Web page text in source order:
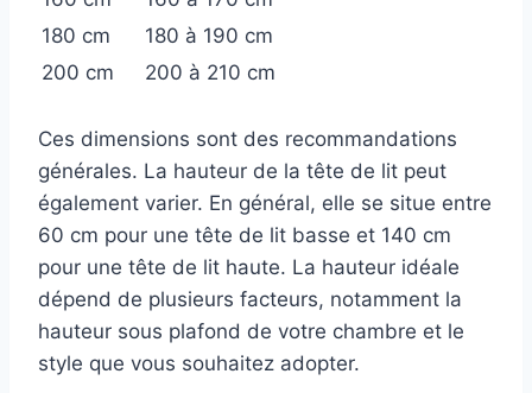
180 cm
180 à 190 cm
200 cm
200 à 210 cm
Ces dimensions sont des recommandations
générales. La hauteur de la tête de lit peut
également varier. En général, elle se situe entre
60 cm pour une tête de lit basse et 140 cm
pour une tête de lit haute. La hauteur idéale
dépend de plusieurs facteurs, notamment la
hauteur sous plafond de votre chambre et le
style que vous souhaitez adopter.